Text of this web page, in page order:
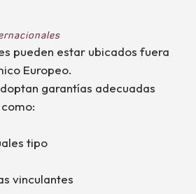
pueden estar ubicados fuera
Europeo.
garantías adecuadas
tipo
vinculantes